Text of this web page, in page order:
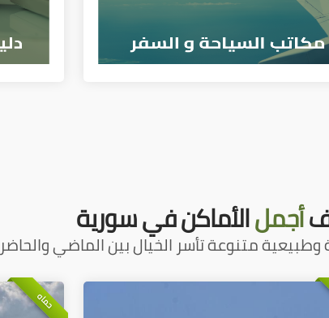
أجملالأماكن في سورية
وطبيعية متنوعة تأسر الخيال بين الماضي والحاضر
حماه